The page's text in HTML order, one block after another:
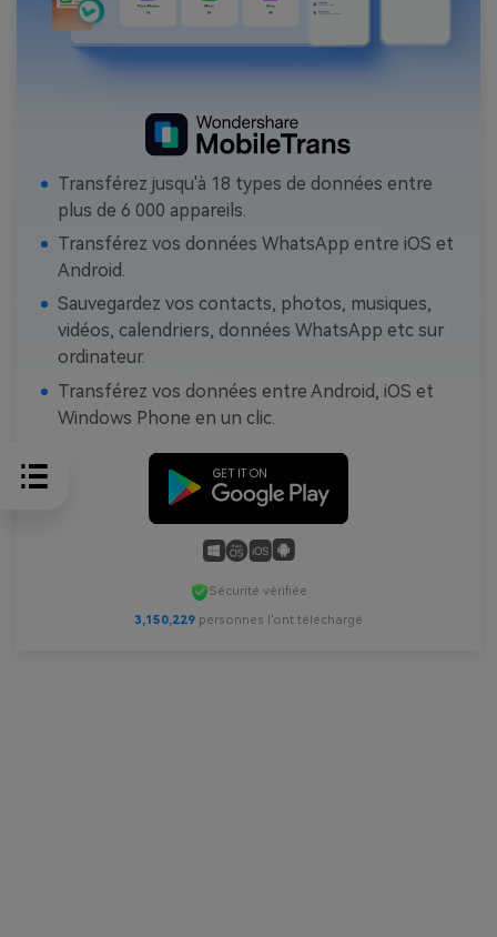
Transférez jusqu'à 18 types de données entre
plus de 6 000 appareils.
Transférez vos données WhatsApp entre iOS et
Android.
Sauvegardez vos contacts, photos, musiques,
vidéos, calendriers, données WhatsApp etc sur
ordinateur.
Transférez vos données entre Android, iOS et
Windows Phone en un clic.
Sécurité vérifiée
3,150,230 personnes l'ont téléchargé